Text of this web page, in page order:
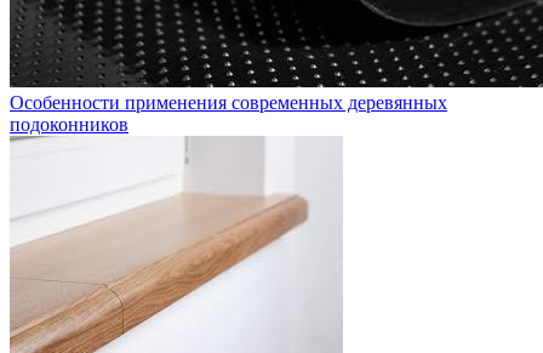
Особенности применения современных деревянных
подоконников